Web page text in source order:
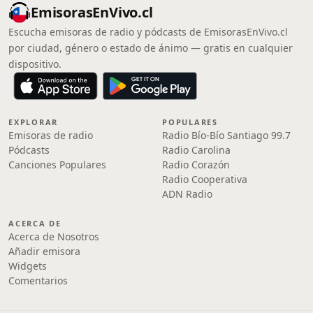
EmisorasEnVivo.cl
Escucha emisoras de radio y pódcasts de EmisorasEnVivo.cl
por ciudad, género o estado de ánimo — gratis en cualquier
dispositivo.
EXPLORAR
Emisoras de radio
Pódcasts
Canciones Populares
POPULARES
Radio Bío-Bío Santiago 99.7
Radio Carolina
Radio Corazón
Radio Cooperativa
ADN Radio
ACERCA DE
Acerca de Nosotros
Añadir emisora
Widgets
Comentarios